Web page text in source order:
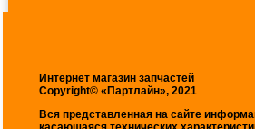
Интернет магазин запчастей
Copyright© «Партлайн», 2021
Вся представленная на сайте